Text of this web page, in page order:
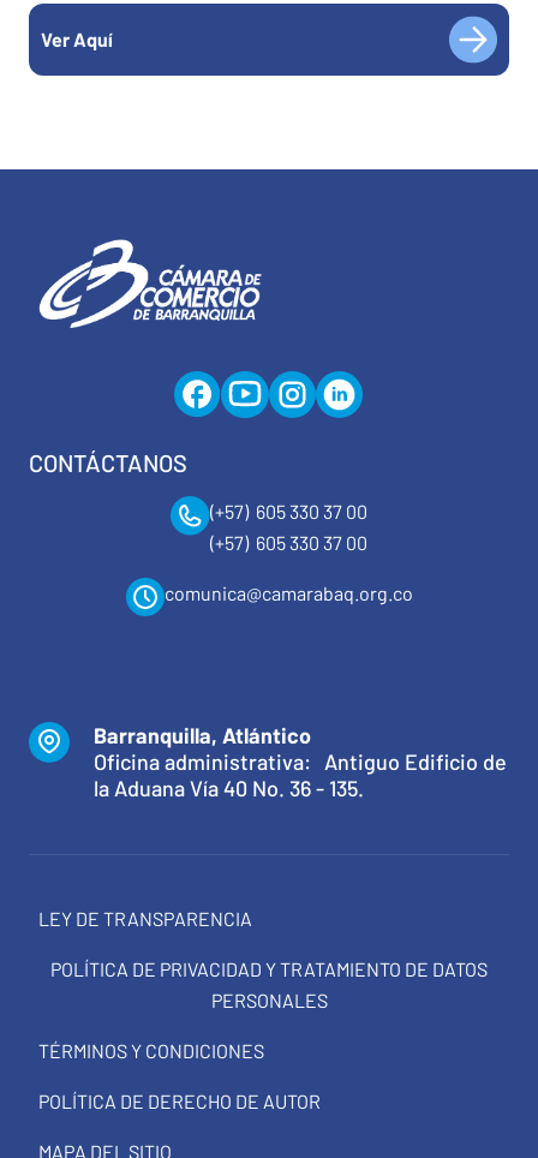
Ver Aquí
CONTÁCTANOS
(+57) 605 330 37 00
(+57) 605 330 37 00
comunica@camarabaq.org.co
Barranquilla, Atlántico
Oficina administrativa: Antiguo Edificio de
la Aduana Vía 40 No. 36 - 135.
LEY DE TRANSPARENCIA
POLÍTICA DE PRIVACIDAD Y TRATAMIENTO DE DATOS
PERSONALES
TÉRMINOS Y CONDICIONES
POLÍTICA DE DERECHO DE AUTOR
MAPA DEL SITIO